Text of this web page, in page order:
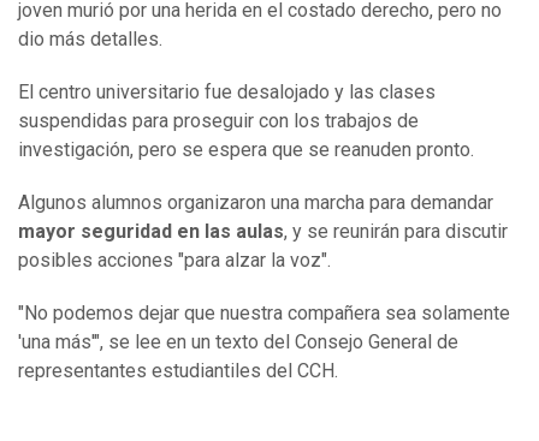
joven murió por una herida en el costado derecho, pero no
dio más detalles.
El centro universitario fue desalojado y las clases
suspendidas para proseguir con los trabajos de
investigación, pero se espera que se reanuden pronto.
Algunos alumnos organizaron una marcha para demandar
mayor seguridad en las aulas, y se reunirán para discutir
posibles acciones "para alzar la voz".
"No podemos dejar que nuestra compañera sea solamente
'una más'", se lee en un texto del Consejo General de
representantes estudiantiles del CCH.